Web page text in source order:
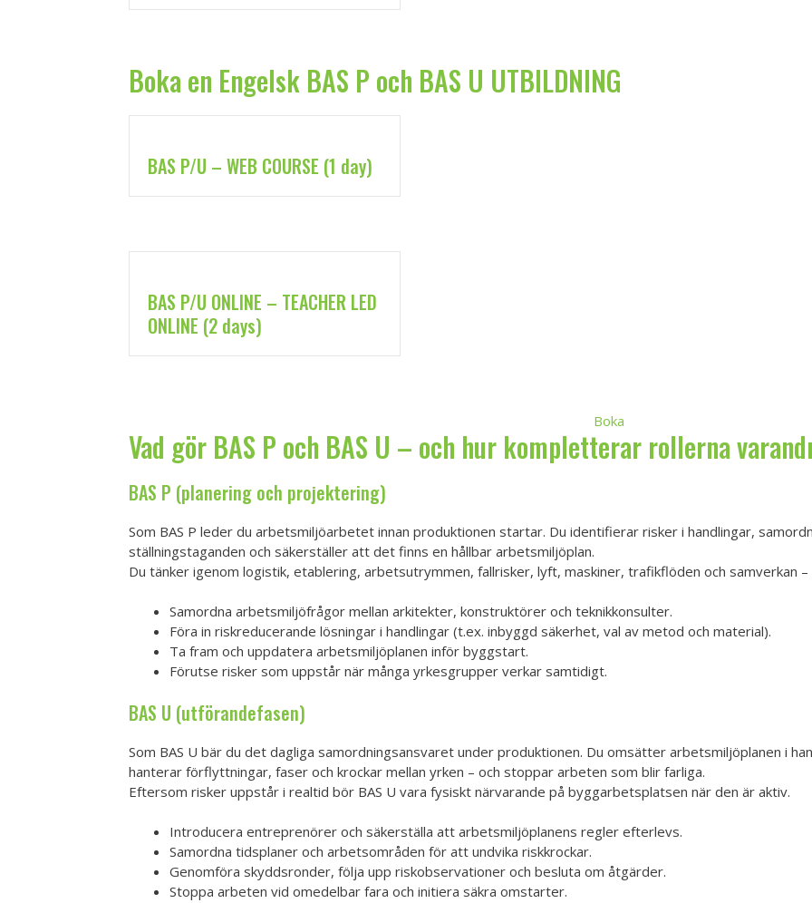
Boka en Engelsk BAS P och BAS U UTBILDNING
BAS P/U – WEB COURSE (1 day)
BAS P/U ONLINE – TEACHER LED
ONLINE (2 days)
Boka
Vad gör BAS P och BAS U – och hur kompletterar rollerna
BAS P (planering och projektering)
Som BAS P leder du arbetsmiljöarbetet innan produktionen startar. Du identifierar risker i handlingar,
ställningstaganden och säkerställer att det finns en hållbar arbetsmiljöplan.
Du tänker igenom logistik, etablering, arbetsutrymmen, fallrisker, lyft, maskiner, trafikflöden och samverkan
Samordna arbetsmiljöfrågor mellan arkitekter, konstruktörer och teknikkonsulter.
Föra in riskreducerande lösningar i handlingar (t.ex. inbyggd säkerhet, val av metod och material).
Ta fram och uppdatera arbetsmiljöplanen inför byggstart.
Förutse risker som uppstår när många yrkesgrupper verkar samtidigt.
BAS U (utförandefasen)
Som BAS U bär du det dagliga samordningsansvaret under produktionen. Du omsätter arbetsmiljöplanen i
hanterar förflyttningar, faser och krockar mellan yrken – och stoppar arbeten som blir farliga.
Eftersom risker uppstår i realtid bör BAS U vara fysiskt närvarande på byggarbetsplatsen när den är aktiv.
Introducera entreprenörer och säkerställa att arbetsmiljöplanens regler efterlevs.
Samordna tidsplaner och arbetsområden för att undvika riskkrockar.
Genomföra skyddsronder, följa upp riskobservationer och besluta om åtgärder.
Stoppa arbeten vid omedelbar fara och initiera säkra omstarter.